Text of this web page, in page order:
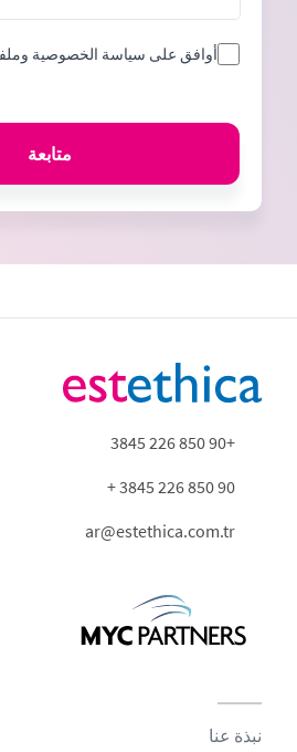
أوافق على سياسة الخصوصية
متابعة
+90 850 226 3845
90 850 226 3845 +
ar@estethica.com.tr
نبذة عنا